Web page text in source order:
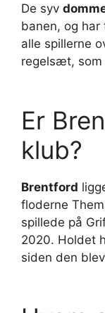
De syv
banen, og
alle spillerne
regelsæt,
Er
klub?
Brentford
floderne
spillede på
2020. Holdet
siden den